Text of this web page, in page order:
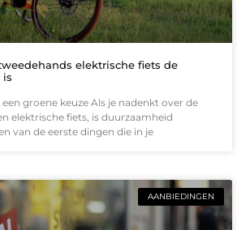
elektrische fiets de
is
groene keuze Als je nadenkt over de
elektrische fiets, is duurzaamheid
van de eerste dingen die in je
AANBIEDINGEN